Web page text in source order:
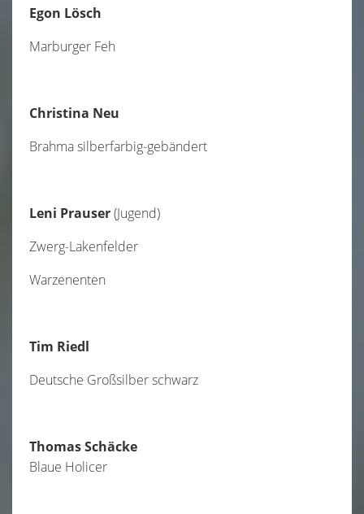
Egon Lösch
Marburger Feh
Christina Neu
Brahma silberfarbig-gebändert
Leni Prauser(Jugend)
Zwerg-Lakenfelder
Warzenenten
Tim Riedl
Deutsche Großsilber schwarz
Thomas Schäcke
Blaue Holicer